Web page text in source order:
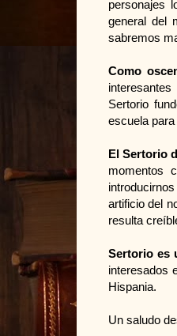
personajes
general del
sabremos
Como
Sertorio
escuela
El Sertorio
momentos
artificio del
resulta
Sertorio es
interesados
Hispania.
Un saludo